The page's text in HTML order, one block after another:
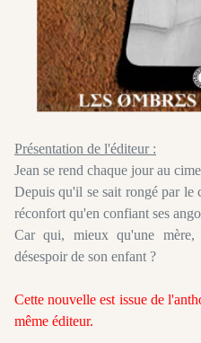
Présentation de l'éditeur :
Jean se rend chaque jour au
Depuis qu'il se sait rongé par le
réconfort qu'en confiant ses
Car qui, mieux qu'une mère,
désespoir de son enfant ?
Cette nouvelle est issue de
même éditeur.